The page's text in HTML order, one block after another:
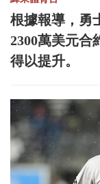
根據報導，勇
2300萬美元合
得以提升。